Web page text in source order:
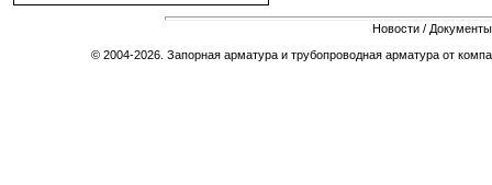
Новости / Документы
© 2004-2026. Запорная арматура и трубопроводная арматура от